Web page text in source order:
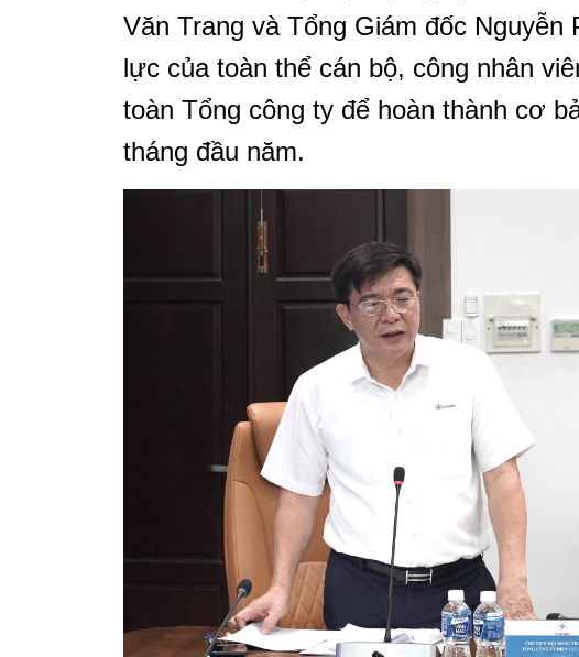
Văn Trang và Tổng Giám đốc
lực của toàn thể cán bộ, công nhân
toàn Tổng công ty để hoàn thành cơ
tháng đầu năm.